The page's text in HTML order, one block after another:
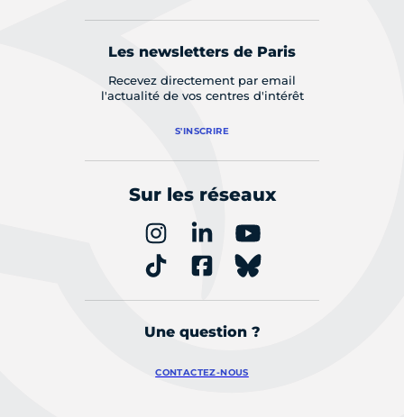
Les newsletters de Paris
Recevez directement par email
l'actualité de vos centres d'intérêt
S'INSCRIRE
Sur les réseaux
Une question ?
CONTACTEZ-NOUS